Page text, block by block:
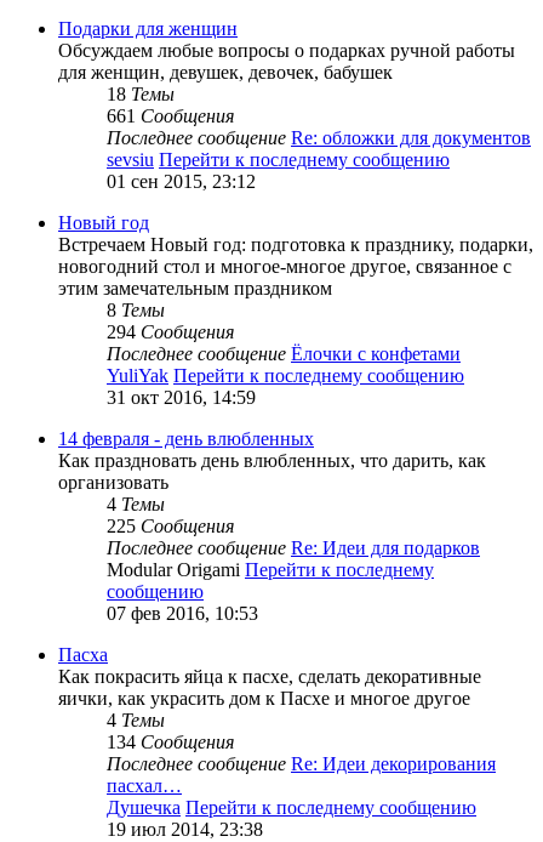
Подарки для женщин
Обсуждаем любые вопросы о подарках ручной работы
для женщин, девушек, девочек, бабушек
18 Темы
661 Сообщения
Последнее сообщение Re: обложки для документов
sevsiu Перейти к последнему сообщению
01 сен 2015, 23:12
Новый год
Встречаем Новый год: подготовка к празднику, подарки,
новогодний стол и многое-многое другое, связанное с
этим замечательным праздником
8 Темы
294 Сообщения
Последнее сообщение Ёлочки с конфетами
YuliYak Перейти к последнему сообщению
31 окт 2016, 14:59
14 февраля - день влюбленных
Как праздновать день влюбленных, что дарить, как
организовать
4 Темы
225 Сообщения
Последнее сообщение Re: Идеи для подарков
Modular Origami Перейти к последнему
сообщению
07 фев 2016, 10:53
Пасха
Как покрасить яйца к пасхе, сделать декоративные
яички, как украсить дом к Пасхе и многое другое
4 Темы
134 Сообщения
Последнее сообщение Re: Идеи декорирования
пасхал…
Душечка Перейти к последнему сообщению
19 июл 2014, 23:38